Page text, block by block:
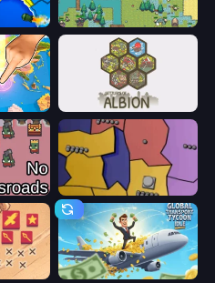
Four Mini Kingdoms War
3D Sandbox: Battle of the Kingdoms Settlers of Albion
Compact Conflict
Global Transport Tycoon Idle